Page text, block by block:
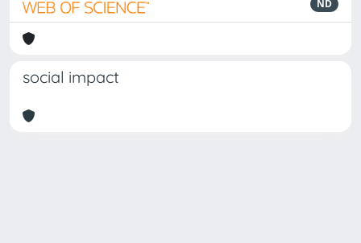
ND
social impact